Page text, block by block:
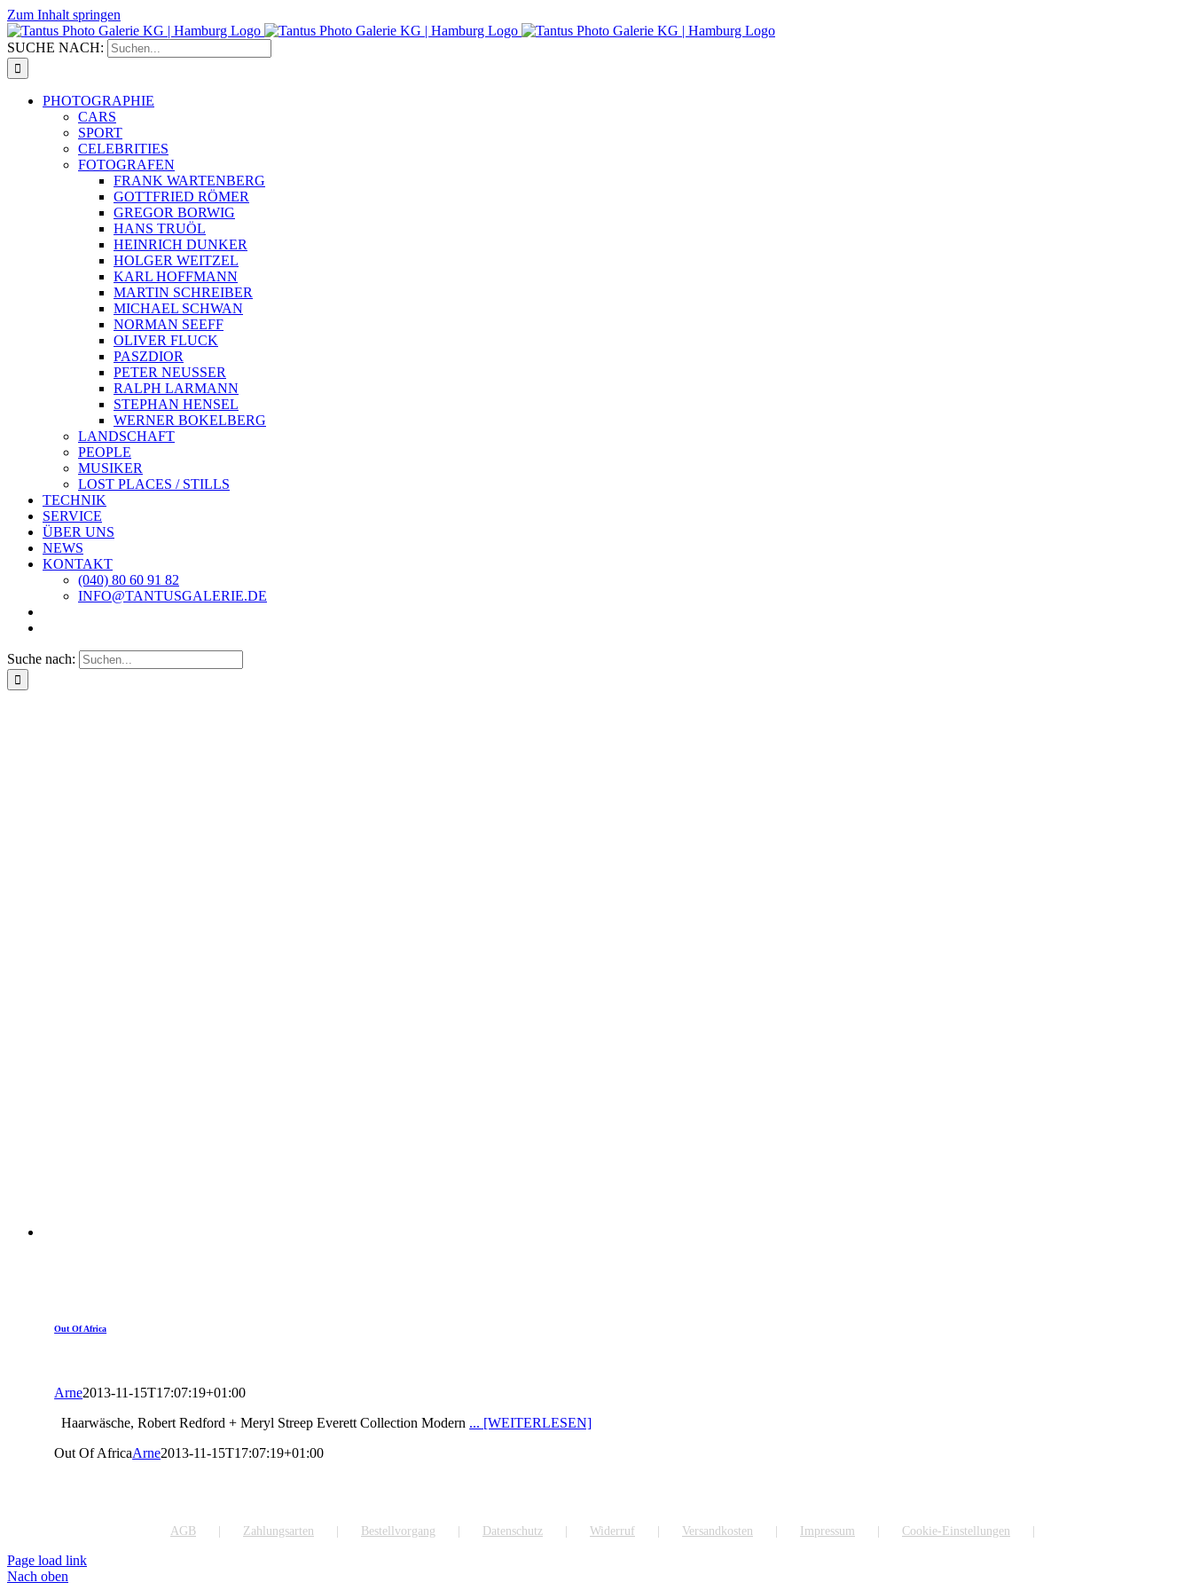
Zum Inhalt springen
SUCHE NACH:
PHOTOGRAPHIE
CARS
SPORT
CELEBRITIES
FOTOGRAFEN
FRANK WARTENBERG
GOTTFRIED RÖMER
GREGOR BORWIG
HANS TRUÖL
HEINRICH DUNKER
HOLGER WEITZEL
KARL HOFFMANN
MARTIN SCHREIBER
MICHAEL SCHWAN
NORMAN SEEFF
OLIVER FLUCK
PASZDIOR
PETER NEUSSER
RALPH LARMANN
STEPHAN HENSEL
WERNER BOKELBERG
LANDSCHAFT
PEOPLE
MUSIKER
LOST PLACES / STILLS
TECHNIK
SERVICE
ÜBER UNS
NEWS
KONTAKT
(040) 80 60 91 82
INFO@TANTUSGALERIE.DE
Suche nach:
Out Of Africa
Arne2013-11-15T17:07:19+01:00
Haarwäsche, Robert Redford + Meryl Streep Everett Collection Modern ... [WEITERLESEN]
Out Of AfricaArne2013-11-15T17:07:19+01:00
AGB Zahlungsarten Bestellvorgang Datenschutz Widerruf Versandkosten Impressum Cookie-Einstellungen
Page load link
Nach oben